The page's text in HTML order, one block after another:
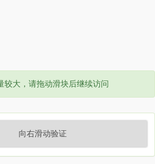
较大，请拖动滑块后继续访问
向右滑动验证